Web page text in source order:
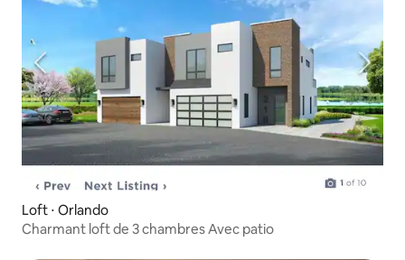
Loft ⋅ Orlando
Charmant loft de 3 chambres Avec patio